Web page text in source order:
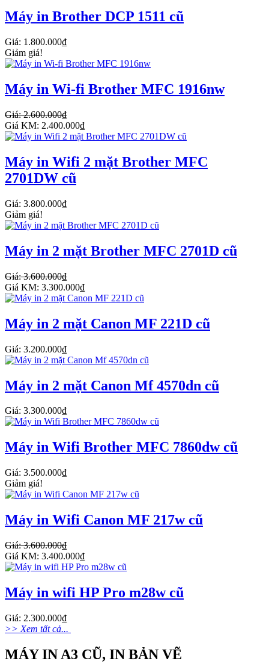
Máy in Brother DCP 1511 cũ
Giá: 1.800.000₫
Giảm giá!
Máy in Wi-fi Brother MFC 1916nw
Giá: 2.600.000₫
Giá KM: 2.400.000₫
Máy in Wifi 2 mặt Brother MFC
2701DW cũ
Giá: 3.800.000₫
Giảm giá!
Máy in 2 mặt Brother MFC 2701D cũ
Giá: 3.600.000₫
Giá KM: 3.300.000₫
Máy in 2 mặt Canon MF 221D cũ
Giá: 3.200.000₫
Máy in 2 mặt Canon Mf 4570dn cũ
Giá: 3.300.000₫
Máy in Wifi Brother MFC 7860dw cũ
Giá: 3.500.000₫
Giảm giá!
Máy in Wifi Canon MF 217w cũ
Giá: 3.600.000₫
Giá KM: 3.400.000₫
Máy in wifi HP Pro m28w cũ
Giá: 2.300.000₫
>> Xem tất cả...
MÁY IN A3 CŨ, IN BẢN VẼ